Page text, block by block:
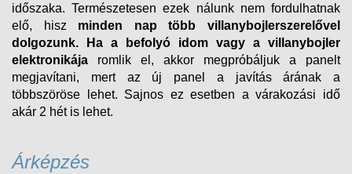
időszaka. Természetesen ezek nálunk nem fordulhatnak
elő, hisz minden nap több villanybojlerszerelővel
dolgozunk.
Ha a befolyó idom vagy a villanybojler
elektronikája romlik el, akkor megpróbáljuk a panelt
megjavítani, mert az új panel a javítás árának a
többszöröse lehet. Sajnos ez esetben a várakozási idő
akár 2 hét is lehet.
Árképzés